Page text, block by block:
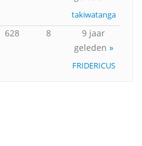
takiwatanga
628 8
9 jaar
geleden »
FRIDERICUS